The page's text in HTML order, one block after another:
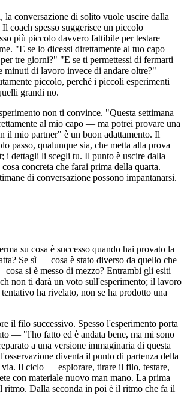
la conversazione di solito vuole uscire dalla
coach spesso suggerisce un piccolo
più piccolo davvero fattibile per testare
"E se lo dicessi direttamente al tuo capo
tre giorni?" "E se ti permettessi di fermarti
minuti di lavoro invece di andare oltre?"
piccolo, perché i piccoli esperimenti
grandi no.
non ti convince. "Questa settimana
al mio capo — ma potrei provare una
il mio partner" è un buon adattamento. Il
passo, qualunque sia, che metta alla prova
i dettagli li scegli tu. Il punto è uscire dalla
concreta che farai prima della quarta.
di conversazione possono impantanarsi.
su cosa è successo quando hai provato la
Se sì — cosa è stato diverso da quello che
si è messo di mezzo? Entrambi gli esiti
non ti darà un voto sull'esperimento; il lavoro
ha rivelato, non se ha prodotto una
il filo successivo. Spesso l'esperimento porta
— "l'ho fatto ed è andata bene, ma mi sono
a una versione immaginaria di questa
diventa il punto di partenza della
via. Il ciclo — esplorare, tirare il filo, testare,
con materiale nuovo man mano. La prima
ritmo. Dalla seconda in poi è il ritmo che fa il